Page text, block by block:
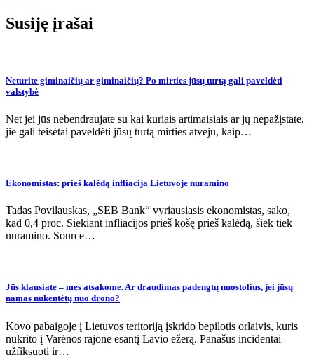
Susiję įrašai
Neturite giminaičių ar giminaičių? Po mirties jūsų turtą gali paveldėti
valstybė
Net jei jūs nebendraujate su kai kuriais artimaisiais ar jų nepažįstate,
jie gali teisėtai paveldėti jūsų turtą mirties atveju, kaip…
Ekonomistas: prieš kalėdą infliacija Lietuvoje nuramino
Tadas Povilauskas, „SEB Bank“ vyriausiasis ekonomistas, sako,
kad 0,4 proc. Siekiant infliacijos prieš košę prieš kalėdą, šiek tiek
nuramino. Source…
Jūs klausiate – mes atsakome. Ar draudimas padengtų nuostolius, jei jūsų
namas nukentėtų nuo drono?
Kovo pabaigoje į Lietuvos teritoriją įskrido bepilotis orlaivis, kuris
nukrito į Varėnos rajone esantį Lavio ežerą. Panašūs incidentai
užfiksuoti ir…